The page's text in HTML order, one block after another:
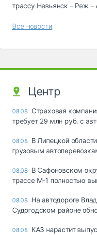
трассу Невьянск – Реж –
Все новости
Центр
08.08 Страховая
требует 29 млн руб. с
08.08 В Липецкой
грузовым
08.08 В Сафоновском
трассе М-1 полностью
08.08 На автодороге
Судогодском районе
08.08 КАЗ нарастит